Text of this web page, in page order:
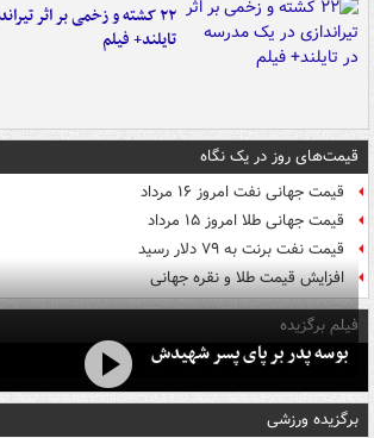
۲۲ کشته و زخمی بر اثر
تایلند+ فیلم
قیمت‌های روز در یک نگاه
قیمت جهانی نفت امروز ۱۶ مرداد
قیمت جهانی طلا امروز ۱۵ مرداد
قیمت نفت برنت به ۷۹ دلار رسید
افزایش قیمت طلا و نقره جهانی
فیلم برگزیده
بوسه‌ پدر بر پای پسر شهیدش
برگزیده ورزشی